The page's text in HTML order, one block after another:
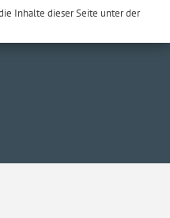
Inhalte dieser Seite unter der